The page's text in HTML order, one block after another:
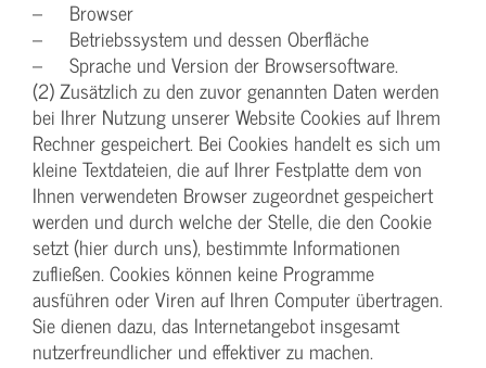
– Browser
– Betriebssystem und dessen Oberfläche
– Sprache und Version der Browsersoftware.
(2) Zusätzlich zu den zuvor genannten Daten werden
bei Ihrer Nutzung unserer Website Cookies auf Ihrem
Rechner gespeichert. Bei Cookies handelt es sich um
kleine Textdateien, die auf Ihrer Festplatte dem von
Ihnen verwendeten Browser zugeordnet gespeichert
werden und durch welche der Stelle, die den Cookie
setzt (hier durch uns), bestimmte Informationen
zufließen. Cookies können keine Programme
ausführen oder Viren auf Ihren Computer übertragen.
Sie dienen dazu, das Internetangebot insgesamt
nutzerfreundlicher und effektiver zu machen.